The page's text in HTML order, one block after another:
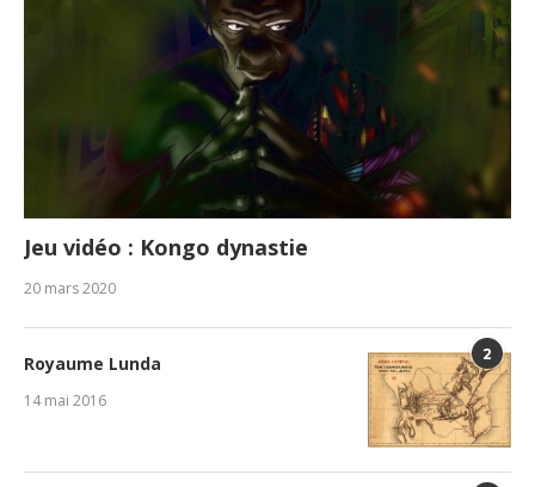
Jeu vidéo : Kongo dynastie
20 mars 2020
2
Royaume Lunda
14 mai 2016